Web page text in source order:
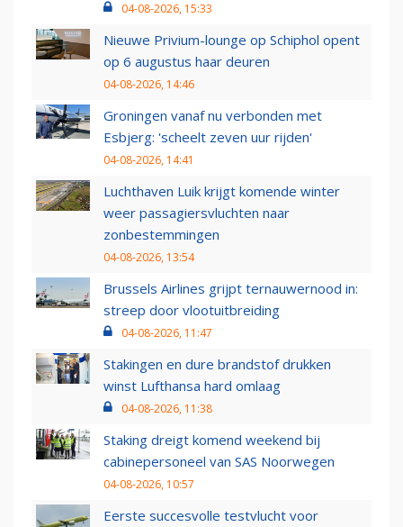
04-08-2026, 15:33
Nieuwe Privium-lounge op Schiphol opent
op 6 augustus haar deuren
04-08-2026, 14:46
Groningen vanaf nu verbonden met
Esbjerg: 'scheelt zeven uur rijden'
04-08-2026, 14:41
Luchthaven Luik krijgt komende winter
weer passagiersvluchten naar
zonbestemmingen
04-08-2026, 13:54
Brussels Airlines grijpt ternauwernood in:
streep door vlootuitbreiding
04-08-2026, 11:47
Stakingen en dure brandstof drukken
winst Lufthansa hard omlaag
04-08-2026, 11:38
Staking dreigt komend weekend bij
cabinepersoneel van SAS Noorwegen
04-08-2026, 10:57
Eerste succesvolle testvlucht voor